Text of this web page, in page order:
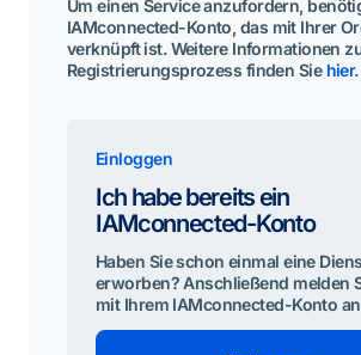
Um einen Service anzufordern,
IAMconnected-Konto, das mit Ihrer
verknüpft ist. Weitere Informationen
Registrierungsprozess finden Sie hier.
Einloggen
Ich habe bereits ein
IAMconnected-Konto
Haben Sie schon einmal eine
erworben? Anschließend melden
mit Ihrem IAMconnected-Konto